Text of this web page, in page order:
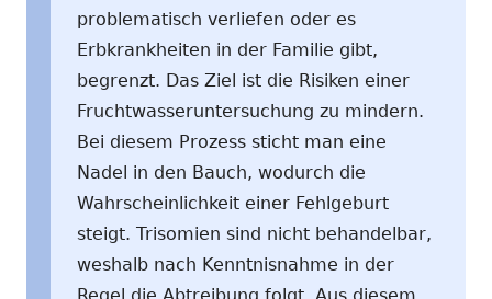
problematisch verliefen oder es
Erbkrankheiten in der Familie gibt,
begrenzt. Das Ziel ist die Risiken einer
Fruchtwasseruntersuchung zu mindern.
Bei diesem Prozess sticht man eine
Nadel in den Bauch, wodurch die
Wahrscheinlichkeit einer Fehlgeburt
steigt. Trisomien sind nicht behandelbar,
weshalb nach Kenntnisnahme in der